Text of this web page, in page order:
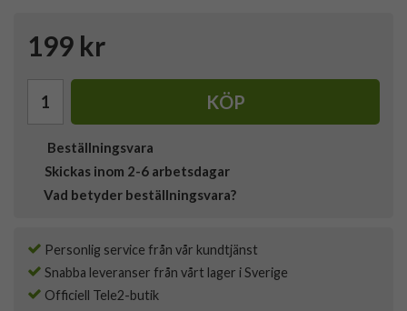
199 kr
KÖP
Beställningsvara
Skickas inom 2-6 arbetsdagar
Vad betyder beställningsvara?
Personlig service från vår kundtjänst
Snabba leveranser från vårt lager i Sverige
Officiell Tele2-butik